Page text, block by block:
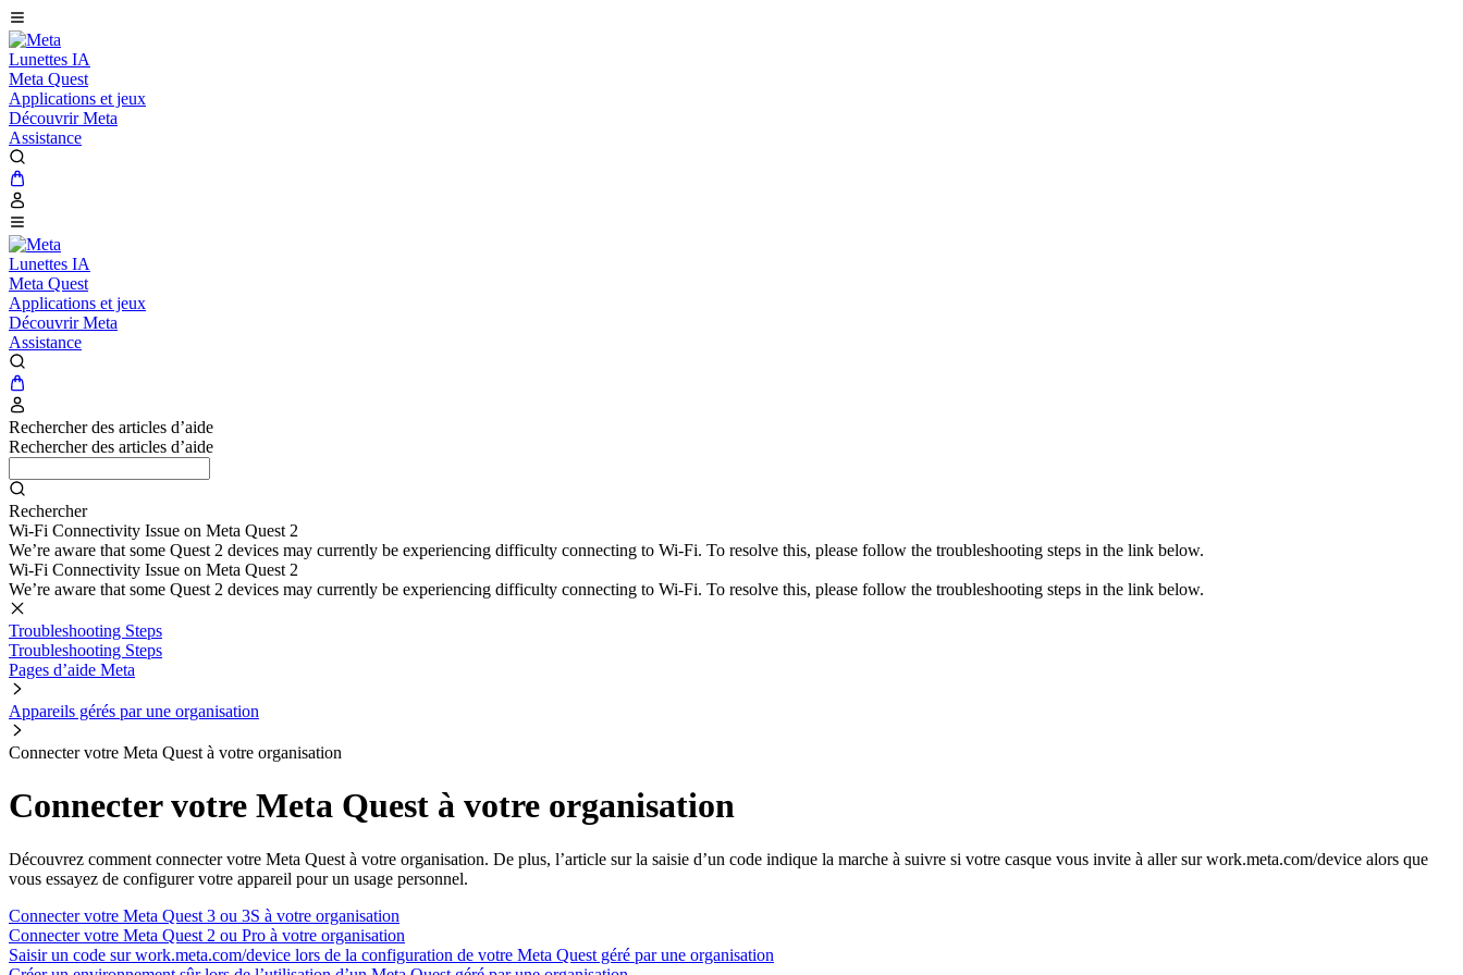
Lunettes IA
Meta Quest
Applications et jeux
Découvrir Meta
Assistance
Lunettes IA
Meta Quest
Applications et jeux
Découvrir Meta
Assistance
Rechercher des articles d’aide
Rechercher des articles d’aide
Rechercher
Wi-Fi Connectivity Issue on Meta Quest 2
We’re aware that some Quest 2 devices may currently be experiencing difficulty connecting to Wi-Fi. To resolve this, please follow the troubleshooting steps in the link below.
Wi-Fi Connectivity Issue on Meta Quest 2
We’re aware that some Quest 2 devices may currently be experiencing difficulty connecting to Wi-Fi. To resolve this, please follow the troubleshooting steps in the link below.
Troubleshooting Steps
Troubleshooting Steps
Pages d’aide Meta
Appareils gérés par une organisation
Connecter votre Meta Quest à votre organisation
Connecter votre Meta Quest à votre organisation
Découvrez comment connecter votre Meta Quest à votre organisation. De plus, l’article sur la saisie d’un code indique la marche à suivre si votre casque vous invite à aller sur work.meta.com/device alors que
vous essayez de configurer votre appareil pour un usage personnel.
Connecter votre Meta Quest 3 ou 3S à votre organisation
Connecter votre Meta Quest 2 ou Pro à votre organisation
Saisir un code sur work.meta.com/device lors de la configuration de votre Meta Quest géré par une organisation